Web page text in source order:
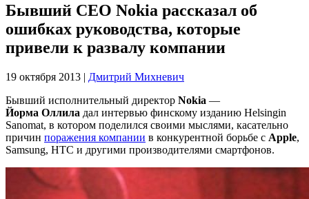
Бывший CEO Nokia рассказал об
ошибках руководства, которые
привели к развалу компании
19 октября 2013 | Дмитрий Михневич
Бывший исполнительный директор Nokia —
Йорма Оллила дал интервью финскому изданию Helsingin
Sanomat, в котором поделился своими мыслями, касательно
причин поражения компании в конкурентной борьбе с Apple,
Samsung, HTC и другими производителями смартфонов.